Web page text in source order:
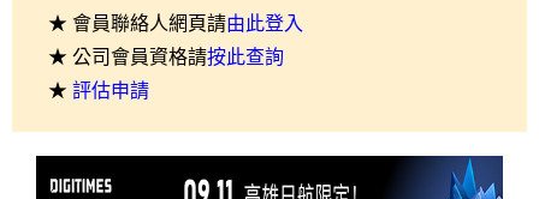
★ 會員聯絡人網頁請由此登入
★ 公司會員資格請按此查詢
★ 評估申請